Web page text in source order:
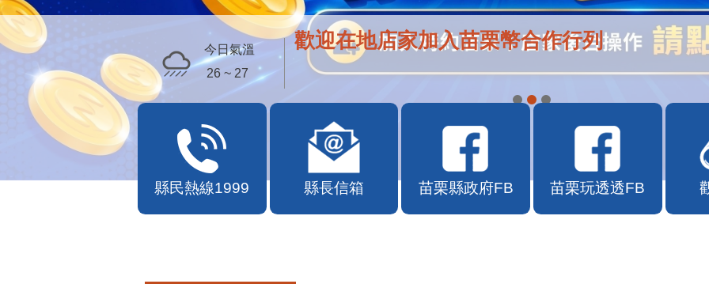
歡迎在地店家加入苗栗幣合作行列
今日氣溫
26 ~ 27
縣民熱線1999 縣長信箱 苗栗縣政府FB 苗栗玩透透FB